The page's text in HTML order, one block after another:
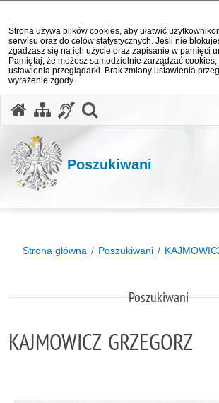
Strona używa plików cookies, aby ułatwić
serwisu oraz do celów statystycznych. Jeśli nie
zgadzasz się na ich użycie oraz zapisanie w pamięci
Pamiętaj, że możesz samodzielnie zarządzać
ustawienia przeglądarki. Brak zmiany ustawienia
wyrażenie zgody.
Poszukiwani
Strona główna Poszukiwani
Poszukiwani
KAJMOWICZ GRZEGORZ